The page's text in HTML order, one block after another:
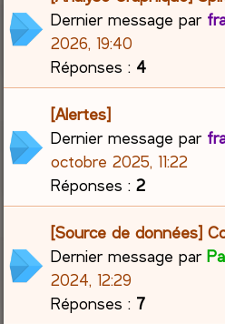
Dernier message par
2026, 19:40
Réponses : 4
[Alertes]
Dernier message par
octobre 2025, 11:22
Réponses :2
[Source de données]
Dernier message par
2024, 12:29
Réponses : 7